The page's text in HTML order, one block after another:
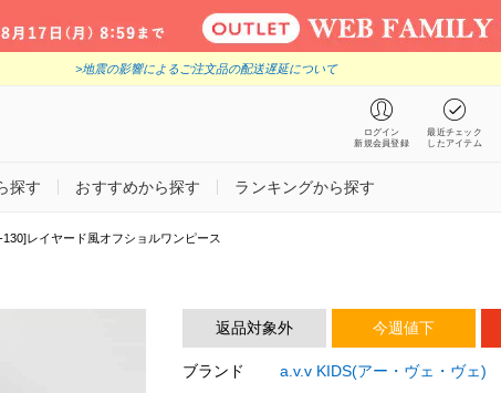
>地震の影響によるご注文品の配送遅延について
ログイン
新規会員登録
最近チェック
したアイテム
探す おすすめから探す ランキングから探す
130]レイヤード風オフショルワンピース
返品対象外 今週値下
ブランド
a.v.v KIDS(アー・ヴェ・ヴェ)